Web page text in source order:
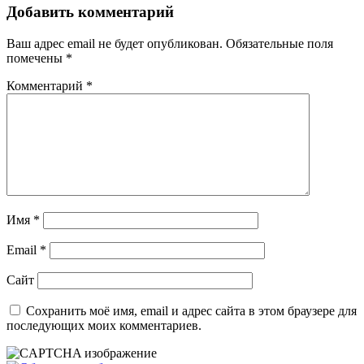
Добавить комментарий
Ваш адрес email не будет опубликован. Обязательные поля
помечены *
Комментарий *
Имя *
Email *
Сайт
Сохранить моё имя, email и адрес сайта в этом браузере для
последующих моих комментариев.